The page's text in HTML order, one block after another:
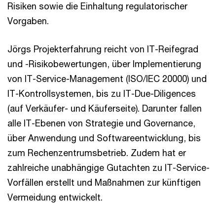
Risiken sowie die Einhaltung regulatorischer
Vorgaben.
Jörgs Projekterfahrung reicht von IT-Reifegrad
und -Risikobewertungen, über Implementierung
von IT-Service-Management (ISO/IEC 20000) und
IT-Kontrollsystemen, bis zu IT-Due-Diligences
(auf Verkäufer- und Käuferseite). Darunter fallen
alle IT-Ebenen von Strategie und Governance,
über Anwendung und Softwareentwicklung, bis
zum Rechenzentrumsbetrieb. Zudem hat er
zahlreiche unabhängige Gutachten zu IT-Service-
Vorfällen erstellt und Maßnahmen zur künftigen
Vermeidung entwickelt.